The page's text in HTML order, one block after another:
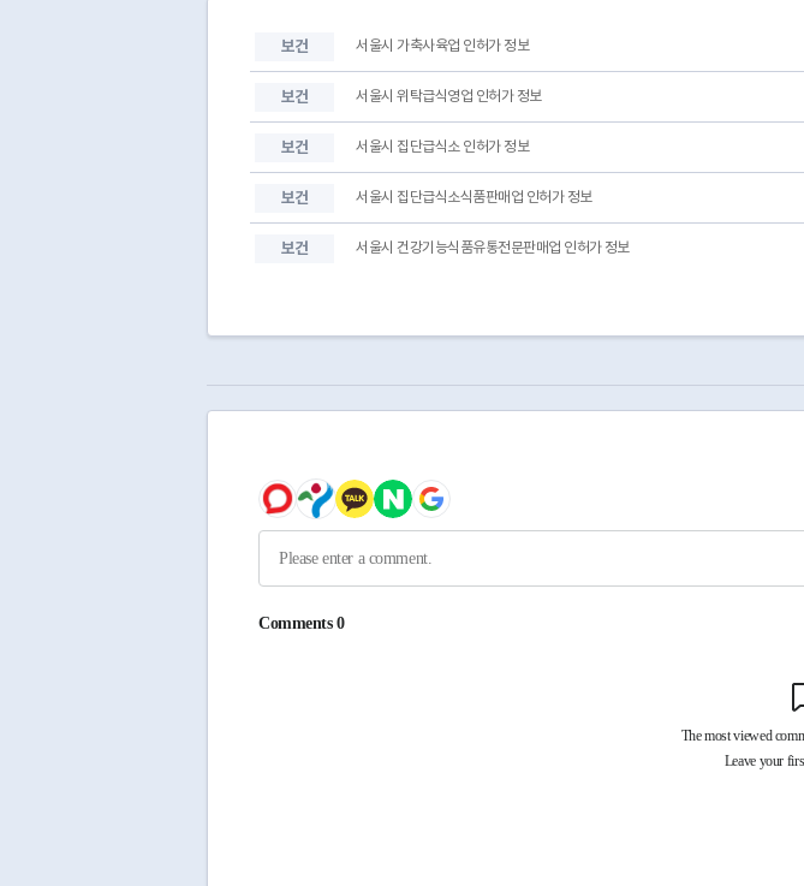
3120000
3120000-106-2003-00010
3120000
3120000-106-2003-00012 2003-12-05
보건 서울시 가축사육업 인허가 정보
보건 서울시 위탁급식영업 인허가 정보
보건 서울시 집단급식소 인허가 정보
보건 서울시 집단급식소식품판매업 인허가 정보
보건 서울시 건강기능식품유통전문판매업 인허가 정보